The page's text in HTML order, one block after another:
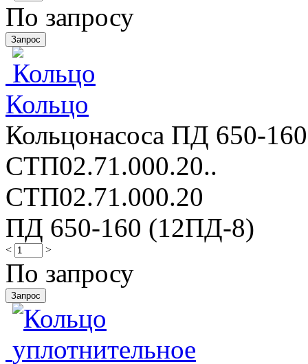
По запросу
Кольцo
Кольцoнасоса ПД 650-
СТП02.71.000.20..
СТП02.71.000.20
ПД 650-160 (12ПД-8)
< >
По запросу